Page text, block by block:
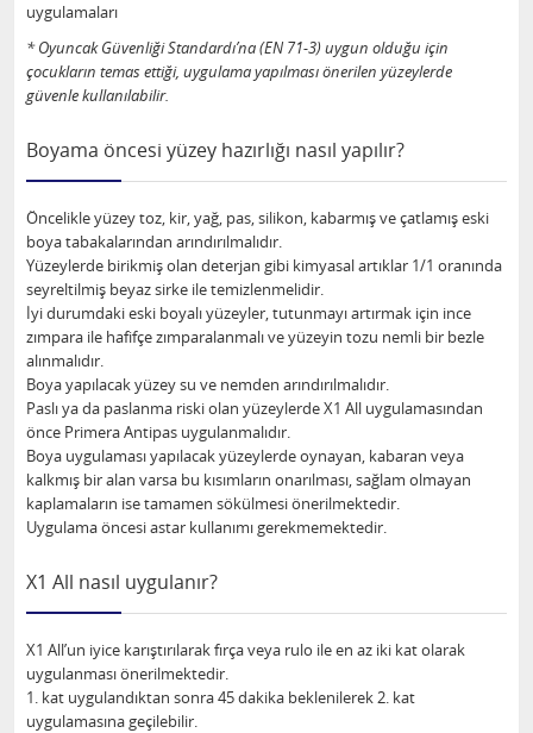
uygulamaları
* Oyuncak Güvenliği Standardı’na (EN 71-3) uygun olduğu için
çocukların temas ettiği, uygulama yapılması önerilen yüzeylerde
güvenle kullanılabilir.
Boyama öncesi yüzey hazırlığı nasıl yapılır?
Öncelikle yüzey toz, kir, yağ, pas, silikon, kabarmış ve çatlamış eski
boya tabakalarından arındırılmalıdır.
Yüzeylerde birikmiş olan deterjan gibi kimyasal artıklar 1/1 oranında
seyreltilmiş beyaz sirke ile temizlenmelidir.
İyi durumdaki eski boyalı yüzeyler, tutunmayı artırmak için ince
zımpara ile hafifçe zımparalanmalı ve yüzeyin tozu nemli bir bezle
alınmalıdır.
Boya yapılacak yüzey su ve nemden arındırılmalıdır.
Paslı ya da paslanma riski olan yüzeylerde X1 All uygulamasından
önce Primera Antipas uygulanmalıdır.
Boya uygulaması yapılacak yüzeylerde oynayan, kabaran veya
kalkmış bir alan varsa bu kısımların onarılması, sağlam olmayan
kaplamaların ise tamamen sökülmesi önerilmektedir.
Uygulama öncesi astar kullanımı gerekmemektedir.
X1 All nasıl uygulanır?
X1 All’un iyice karıştırılarak fırça veya rulo ile en az iki kat olarak
uygulanması önerilmektedir.
1. kat uygulandıktan sonra 45 dakika beklenilerek 2. kat
uygulamasına geçilebilir.